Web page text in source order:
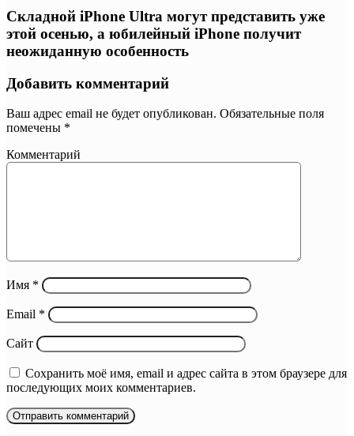
Складной iPhone Ultra могут представить уже
этой осенью, а юбилейный iPhone получит
неожиданную особенность
Добавить комментарий
Ваш адрес email не будет опубликован. Обязательные поля
помечены *
Комментарий
Имя *
Email *
Сайт
Сохранить моё имя, email и адрес сайта в этом браузере для
последующих моих комментариев.